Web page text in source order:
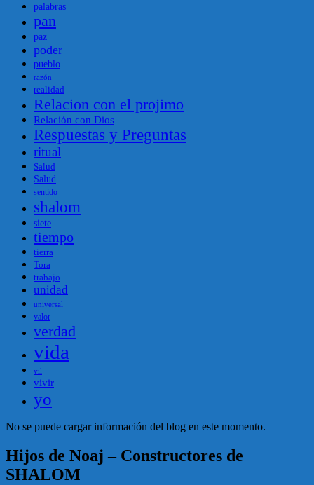
palabras
pan
paz
poder
pueblo
razón
realidad
Relacion con el projimo
Relación con Dios
Respuestas y Preguntas
ritual
Salud
Salud
sentido
shalom
siete
tiempo
tierra
Tora
trabajo
unidad
universal
valor
verdad
vida
vil
vivir
yo
No se puede cargar información del blog en este momento.
Hijos de Noaj – Constructores de
SHALOM